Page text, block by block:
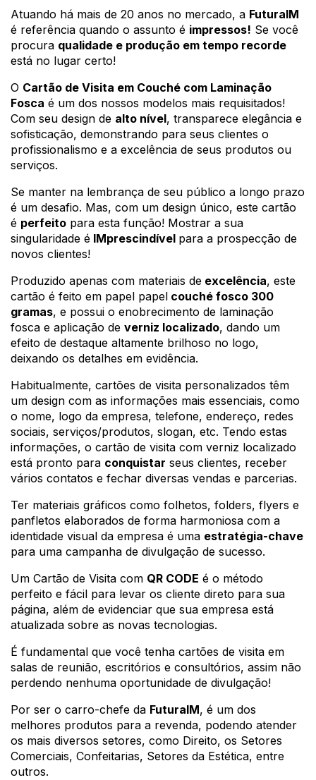
Atuando há mais de 20 anos no mercado, a FuturaIM
é referência quando o assunto é impressos! Se você
procura qualidade e produção em tempo recorde
está no lugar certo!
O Cartão de Visita em Couché com Laminação
Fosca é um dos nossos modelos mais requisitados!
Com seu design de alto nível, transparece elegância e
sofisticação, demonstrando para seus clientes o
profissionalismo e a excelência de seus produtos ou
serviços.
Se manter na lembrança de seu público a longo prazo
é um desafio. Mas, com um design único, este cartão
é perfeito para esta função! Mostrar a sua
singularidade é IMprescindível para a prospecção de
novos clientes!
Produzido apenas com materiais de excelência, este
cartão é feito em papel papel couché fosco 300
gramas, e possui o enobrecimento de laminação
fosca e aplicação de verniz localizado, dando um
efeito de destaque altamente brilhoso no logo,
deixando os detalhes em evidência.
Habitualmente, cartões de visita personalizados têm
o nome, logo da empresa, telefone, endereço, redes
sociais, serviços/produtos, slogan, etc. Tendo estas
informações, o cartão de visita com verniz localizado
está pronto para conquistar seus clientes, receber
vários contatos e fechar diversas vendas e parcerias.
Ter materiais gráficos como folhetos, folders, flyers e
panfletos elaborados de forma harmoniosa com a
identidade visual da empresa é uma estratégia-chave
para uma campanha de divulgação de sucesso.
Um Cartão de Visita com QR CODE é o método
perfeito e fácil para levar os cliente direto para sua
página, além de evidenciar que sua empresa está
atualizada sobre as novas tecnologias.
É fundamental que você tenha cartões de visita em
salas de reunião, escritórios e consultórios, assim não
perdendo nenhuma oportunidade de divulgação!
Por ser o carro-chefe da FuturaIM, é um dos
melhores produtos para a revenda, podendo atender
os mais diversos setores, como Direito, os Setores
Comerciais, Confeitarias, Setores da Estética, entre
outros.